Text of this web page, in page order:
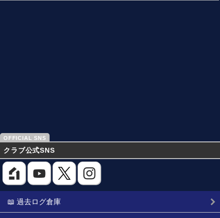
クラブ公式SNS
📖 過去ログ倉庫